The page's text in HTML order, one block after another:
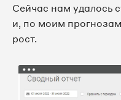
Сейчас нам удалось
и, по моим
рост.